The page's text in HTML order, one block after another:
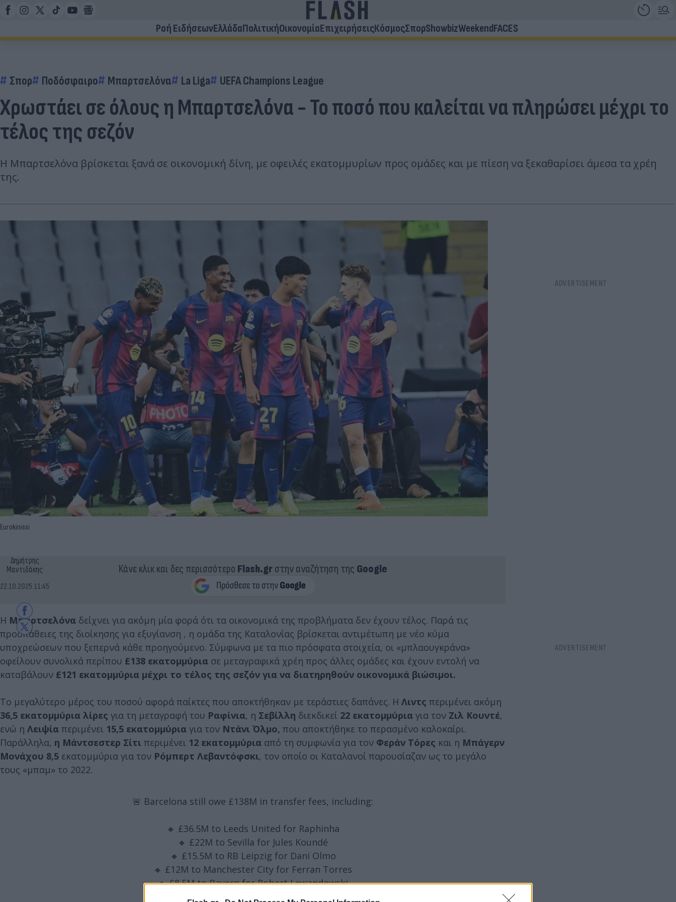
Ροή ΕιδήσεωνΕλλάδαΠολιτικήΟικονομίαΕπιχειρήσειςΚόσμοςΣπορShowbizWeekendFACES
Σπορ Ποδόσφαιρο Μπαρτσελόνα La Liga UEFA Champions League
Χρωστάει σε όλους η Μπαρτσελόνα - Το ποσό που καλείται να πληρώσει μέχρι το
τέλος της σεζόν
Η Μπαρτσελόνα βρίσκεται ξανά σε οικονομική δίνη, με οφειλές εκατομμυρίων προς ομάδες και με πίεση να ξεκαθαρίσει άμεσα τα χρέη
της.
Eurokinissi
Δημήτρης
Μαντιδάκης
22.10.2025 11:45
Κάνε κλικ και δες περισσότερο Flash.grστην αναζήτηση της Google
Η Μπαρτσελόνα δείχνει για ακόμη μία φορά ότι τα οικονομικά της προβλήματα δεν έχουν τέλος. Παρά τις
προσπάθειες της διοίκησης για εξυγίανση , η ομάδα της Καταλονίας βρίσκεται αντιμέτωπη με νέο κύμα
υποχρεώσεων που ξεπερνά κάθε προηγούμενο. Σύμφωνα με τα πιο πρόσφατα στοιχεία, οι «μπλαουγκράνα»
οφείλουν συνολικά περίπου £138 εκατομμύρια σε μεταγραφικά χρέη προς άλλες ομάδες και έχουν εντολή να
καταβάλουν £121 εκατομμύρια μέχρι το τέλος της σεζόν για να διατηρηθούν οικονομικά βιώσιμοι.
Το μεγαλύτερο μέρος του ποσού αφορά παίκτες που αποκτήθηκαν με τεράστιες δαπάνες. Η Λιντς περιμένει ακόμη
36,5 εκατομμύρια λίρες για τη μεταγραφή του Ραφίνια, η Σεβίλλη διεκδικεί 22 εκατομμύρια για τον Ζιλ Κουντέ,
ενώ η Λειψία περιμένει 15,5 εκατομμύρια για τον Ντάνι Όλμο, που αποκτήθηκε το περασμένο καλοκαίρι.
Παράλληλα, η Μάντσεστερ Σίτι περιμένει 12 εκατομμύρια από τη συμφωνία για τον Φεράν Τόρες και η Μπάγερν
Μονάχου 8,5 εκατομμύρια για τον Ρόμπερτ Λεβαντόφσκι, τον οποίο οι Καταλανοί παρουσίαζαν ως το μεγάλο
τους «μπαμ» το 2022.
🚨 Barcelona still owe £138M in transfer fees, including:
🔸 £36.5M to Leeds United for Raphinha
🔸 £22M to Sevilla for Jules Koundé
🔸 £15.5M to RB Leipzig for Dani Olmo
🔸 £12M to Manchester City for Ferran Torres
🔸 £8.5M to Bayern for Robert Lewandowski